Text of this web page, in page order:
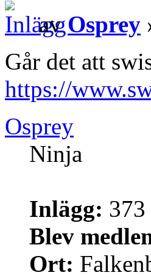
avOsprey
Går det att
https://
Osprey
Ninja
Inlägg: 373
Blev
Ort: